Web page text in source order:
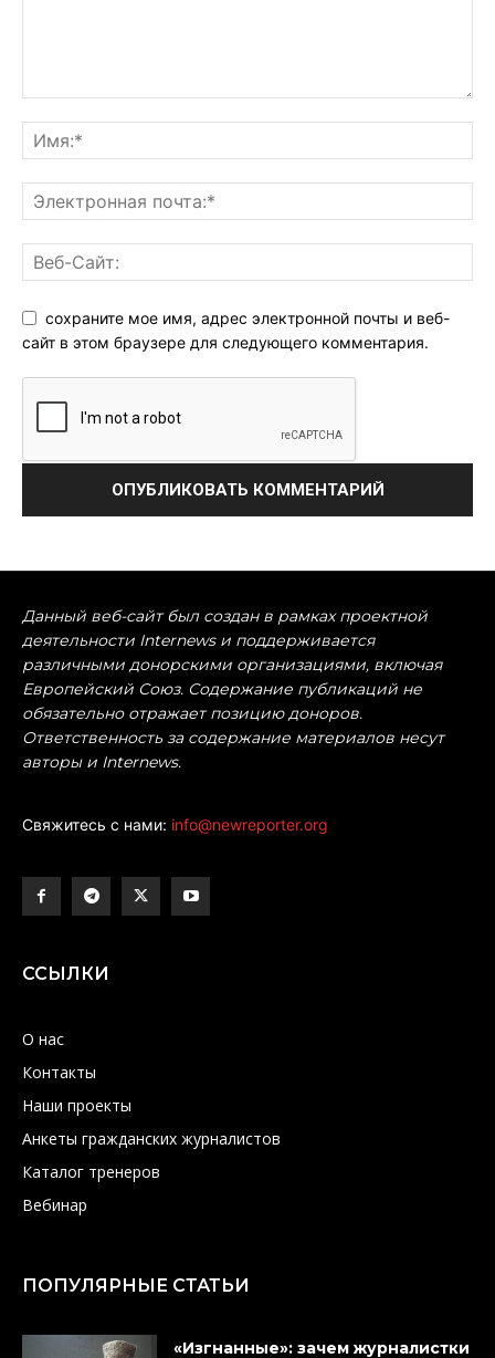
сохраните мое имя, адрес электронной почты и веб-
сайт в этом браузере для следующего комментария.
Данный веб-сайт был создан в рамках проектной
деятельности Internews и поддерживается
различными донорскими организациями, включая
Европейский Союз. Содержание публикаций не
обязательно отражает позицию доноров.
Ответственность за содержание материалов несут
авторы и Internews.
Свяжитесь с нами: info@newreporter.org
ССЫЛКИ
О нас
Контакты
Наши проекты
Анкеты гражданских журналистов
Каталог тренеров
Вебинар
ПОПУЛЯРНЫЕ СТАТЬИ
«Изгнанные»: зачем журналистки